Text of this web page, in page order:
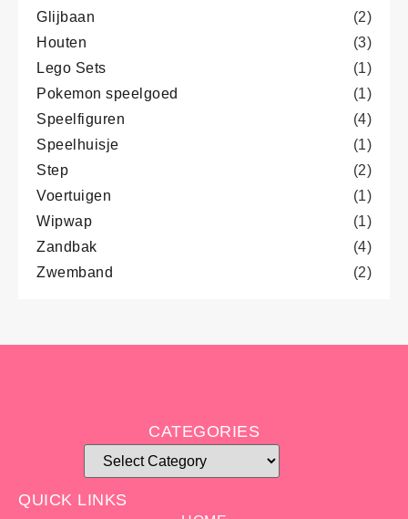
Glijbaan
(2)
Houten
(3)
Lego Sets
(1)
Pokemon speelgoed
(1)
Speelfiguren
(4)
Speelhuisje
(1)
Step
(2)
Voertuigen
(1)
Wipwap
(1)
Zandbak
(4)
Zwemband
(2)
CATEGORIES
QUICK LINKS